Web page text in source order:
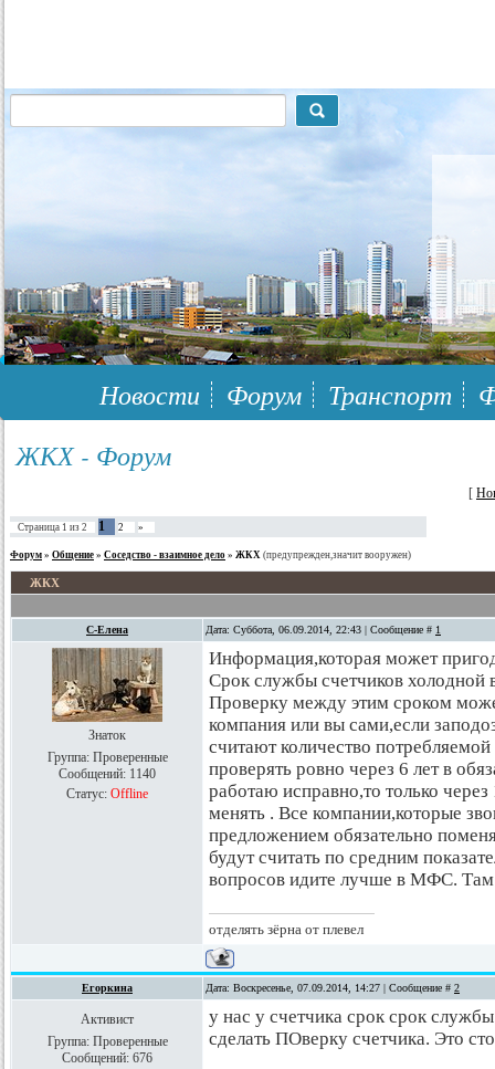
117148, г.Москва, ЮЗАО, муниципальный район Южное Бутово
Новости Форум Транспорт
ЖКХ - Форум
[
Страница 1 из 2 1 2 »
Форум » Общение » Соседство - взаимное дело » ЖКХ (предупрежден,значит вооружен)
ЖКХ
С-Елена Дата: Суббота, 06.09.2014, 22:43 | Сообщение # 1
Знаток
Группа: Проверенные
Сообщений: 1140
Статус: Offline
Информация,которая может
Срок службы счетчиков холодной
Проверку между этим сроком
компания или вы сами,если
считают количество
проверять ровно через 6 лет в
работаю исправно,то только
менять . Все компании,которые
предложением обязательно
будут считать по средним
вопросов идите лучше в МФС. Там
отделять зёрна от плевел
Егоркина Дата: Воскресенье, 07.09.2014, 14:27 | Сообщение # 2
Активист
Группа: Проверенные
Сообщений: 676
у нас у счетчика срок срок
сделать ПОверку счетчика. Это